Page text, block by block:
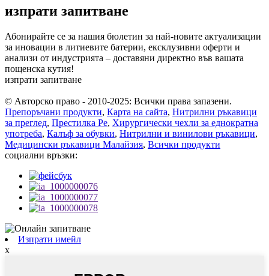
изпрати запитване
Абонирайте се за нашия бюлетин за най-новите актуализации
за иновации в литиевите батерии, ексклузивни оферти и
анализи от индустрията – доставяни директно във вашата
пощенска кутия!
изпрати запитване
© Авторско право - 2010-2025: Всички права запазени.
Препоръчани продукти, Карта на сайта, Нитрилни ръкавици
за преглед, Престилка Pe, Хирургически чехли за еднократна
употреба, Калъф за обувки, Нитрилни и винилови ръкавици,
Медицински ръкавици Малайзия, Всички продукти
социални връзки:
Изпрати имейл
x